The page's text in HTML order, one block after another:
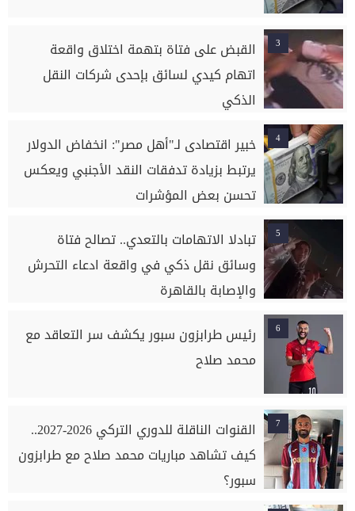
3
القبض على فتاة بتهمة اختلاق واقعة
اتهام كيدي لسائق بإحدى شركات النقل
الذكي
4
خبير اقتصادى لـ"أهل مصر": انخفاض الدولار
يرتبط بزيادة تدفقات النقد الأجنبي ويعكس
تحسن بعض المؤشرات
5
تبادلا الاتهامات بالتعدي.. تصالح فتاة
وسائق نقل ذكي في واقعة ادعاء التحرش
والإصابة بالقاهرة
6
رئيس طرابزون سبور يكشف سر التعاقد مع
محمد صلاح
7
القنوات الناقلة للدوري التركي 2026-2027..
كيف تشاهد مباريات محمد صلاح مع طرابزون
سبور؟